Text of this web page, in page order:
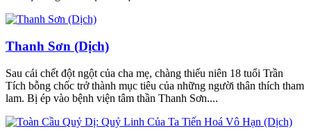
Thanh Sơn (Dịch)
Sau cái chết đột ngột của cha mẹ, chàng thiếu niên 18 tuổi Trần
Tích bỗng chốc trở thành mục tiêu của những người thân thích tham
lam. Bị ép vào bệnh viện tâm thần Thanh Sơn....